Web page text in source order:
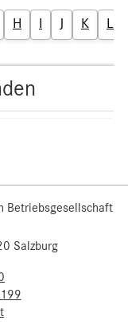
H I J K L
Betriebsgesellschaft
Salzburg